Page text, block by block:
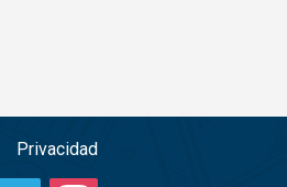
Privacidad